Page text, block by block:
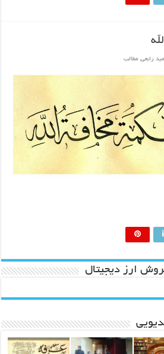
رابعی, مطالب
ارز دیجیتال